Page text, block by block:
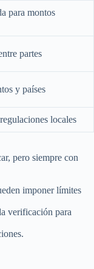
para montos
partes
y países
locales
pero siempre con
imponer límites
verificación para